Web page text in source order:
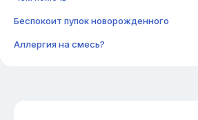
Беспокоит пупок новорожденного
Аллергия на смесь?